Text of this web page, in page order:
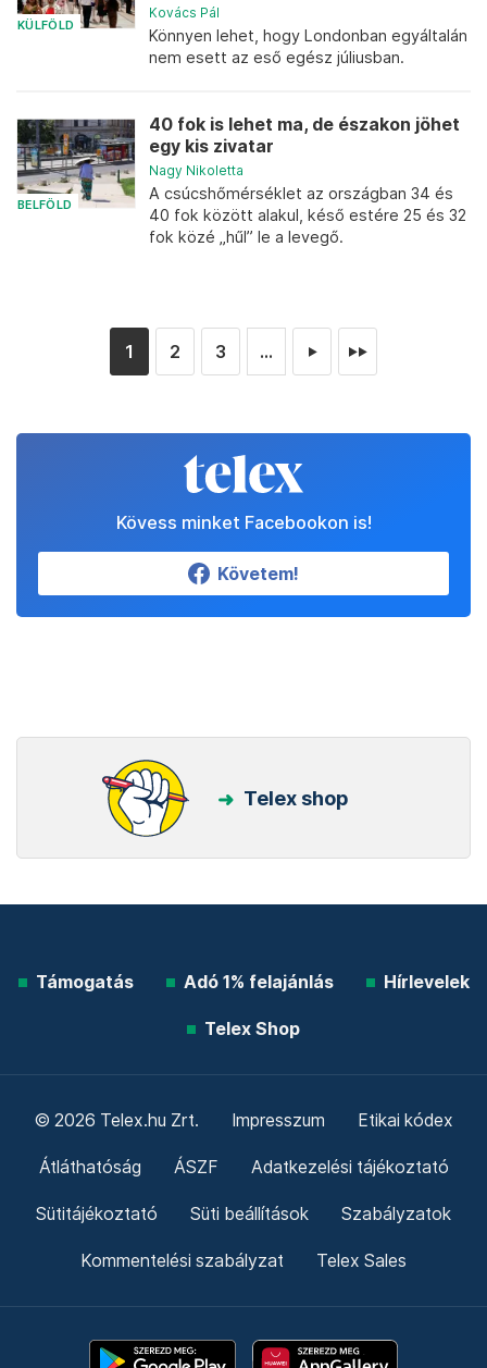
KÜLFÖLD
Kovács Pál
Könnyen lehet, hogy Londonban egyáltalán
nem esett az eső egész júliusban.
BELFÖLD
40 fok is lehet ma, de északon jöhet
egy kis zivatar
Nagy Nikoletta
A csúcshőmérséklet az országban 34 és
40 fok között alakul, késő estére 25 és 32
fok közé „hűl” le a levegő.
1 2 3 ... ► ►►
Kövess minket Facebookon is!
Követem!
Telex shop
Támogatás Adó 1% felajánlás Hírlevelek
Telex Shop
© 2026 Telex.hu Zrt. Impresszum Etikai kódex
Átláthatóság ÁSZF Adatkezelési tájékoztató
Sütitájékoztató Süti beállítások Szabályzatok
Kommentelési szabályzat Telex Sales